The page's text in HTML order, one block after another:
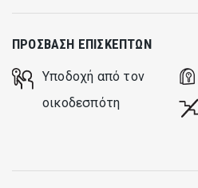
ΠΡΌΣΒΑΣΗ ΕΠΙΣΚΕΠΤΏΝ
Υποδοχή από τον
οικοδεσπότη